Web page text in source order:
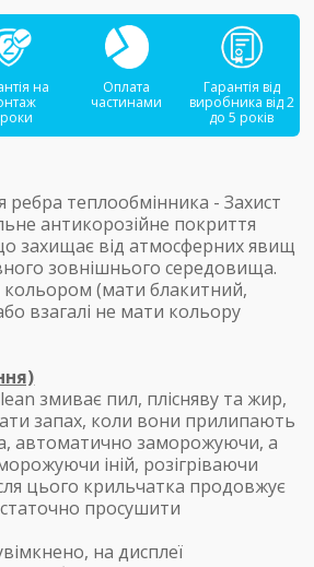
на
Оплата
частинами
Гарантія від
виробника від 2
до 5 років
ребра теплообмінника - Захист
антикорозійне покриття
захищає від атмосферних явищ
зовнішнього середовища.
кольором (мати блакитний,
взагалі не мати кольору
змиває пил, плісняву та жир,
запах, коли вони прилипають
автоматично заморожуючи, а
іній, розігріваючи
цього крильчатка продовжує
просушити
на дисплеї